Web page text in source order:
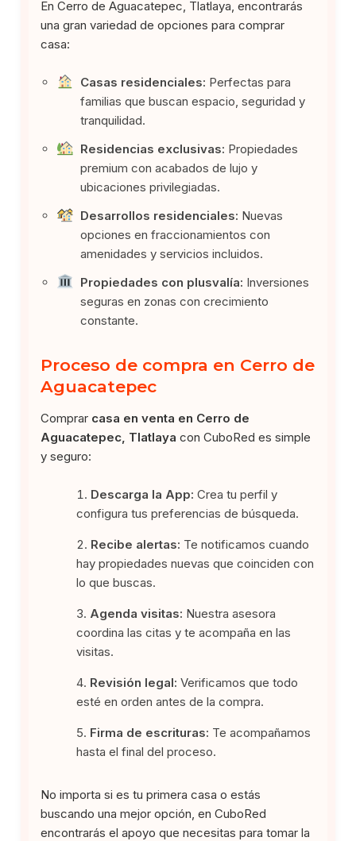
En Cerro de Aguacatepec, Tlatlaya, encontrarás
una gran variedad de opciones para comprar
casa:
Casas residenciales: Perfectas para
familias que buscan espacio, seguridad y
tranquilidad.
Residencias exclusivas: Propiedades
premium con acabados de lujo y
ubicaciones privilegiadas.
Desarrollos residenciales: Nuevas
opciones en fraccionamientos con
amenidades y servicios incluidos.
Propiedades con plusvalía: Inversiones
seguras en zonas con crecimiento
constante.
Proceso de compra en Cerro de
Aguacatepec
Comprar casa en venta en Cerro de
Aguacatepec, Tlatlaya con CuboRed es simple
y seguro:
Descarga la App: Crea tu perfil y
configura tus preferencias de búsqueda.
Recibe alertas: Te notificamos cuando
hay propiedades nuevas que coinciden con
lo que buscas.
Agenda visitas: Nuestra asesora
coordina las citas y te acompaña en las
visitas.
Revisión legal: Verificamos que todo
esté en orden antes de la compra.
Firma de escrituras: Te acompañamos
hasta el final del proceso.
No importa si es tu primera casa o estás
buscando una mejor opción, en CuboRed
encontrarás el apoyo que necesitas para tomar la